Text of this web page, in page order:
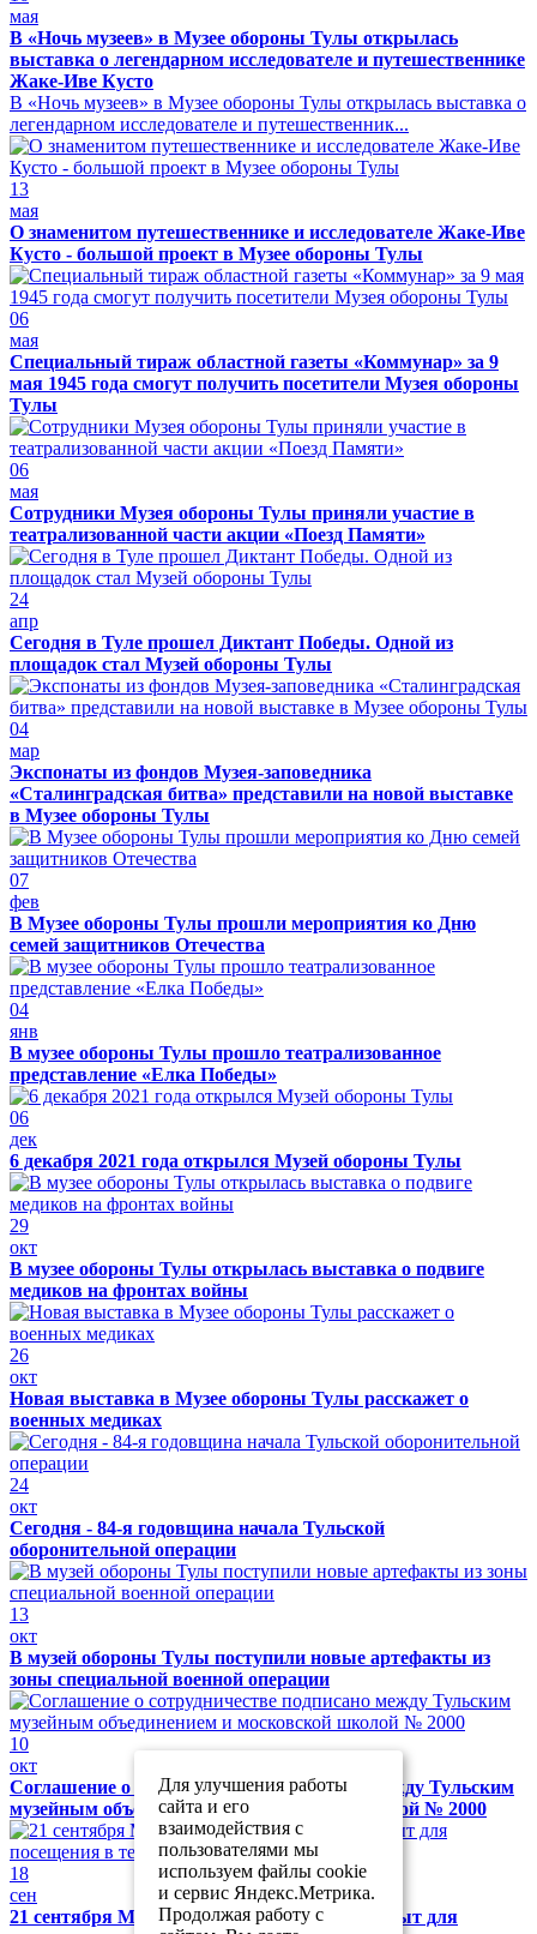
мая
В «Ночь музеев» в Музее обороны Тулы открылась
выставка о легендарном исследователе и путешественнике
Жаке-Иве Кусто
В «Ночь музеев» в Музее обороны Тулы открылась выставка о
легендарном исследователе и путешественник...
13
мая
О знаменитом путешественнике и исследователе Жаке-Иве
Кусто - большой проект в Музее обороны Тулы
06
мая
Специальный тираж областной газеты «Коммунар» за 9
мая 1945 года смогут получить посетители Музея обороны
Тулы
06
мая
Сотрудники Музея обороны Тулы приняли участие в
театрализованной части акции «Поезд Памяти»
24
апр
Сегодня в Туле прошел Диктант Победы. Одной из
площадок стал Музей обороны Тулы
04
мар
Экспонаты из фондов Музея-заповедника
«Сталинградская битва» представили на новой выставке
в Музее обороны Тулы
07
фев
В Музее обороны Тулы прошли мероприятия ко Дню
семей защитников Отечества
04
янв
В музее обороны Тулы прошло театрализованное
представление «Елка Победы»
06
дек
6 декабря 2021 года открылся Музей обороны Тулы
29
окт
В музее обороны Тулы открылась выставка о подвиге
медиков на фронтах войны
26
окт
Новая выставка в Музее обороны Тулы расскажет о
военных медиках
24
окт
Сегодня - 84-я годовщина начала Тульской
оборонительной операции
13
окт
В музей обороны Тулы поступили новые артефакты из
зоны специальной военной операции
10
окт
Соглашение о сотрудничестве подписано между Тульским
музейным объединением и московской школой № 2000
18
сен
21 сентября Музей обороны Тулы будет закрыт для
Для улучшения работы
сайта и его
взаимодействия с
пользователями мы
используем файлы cookie
и сервис Яндекс.Метрика.
Продолжая работу с